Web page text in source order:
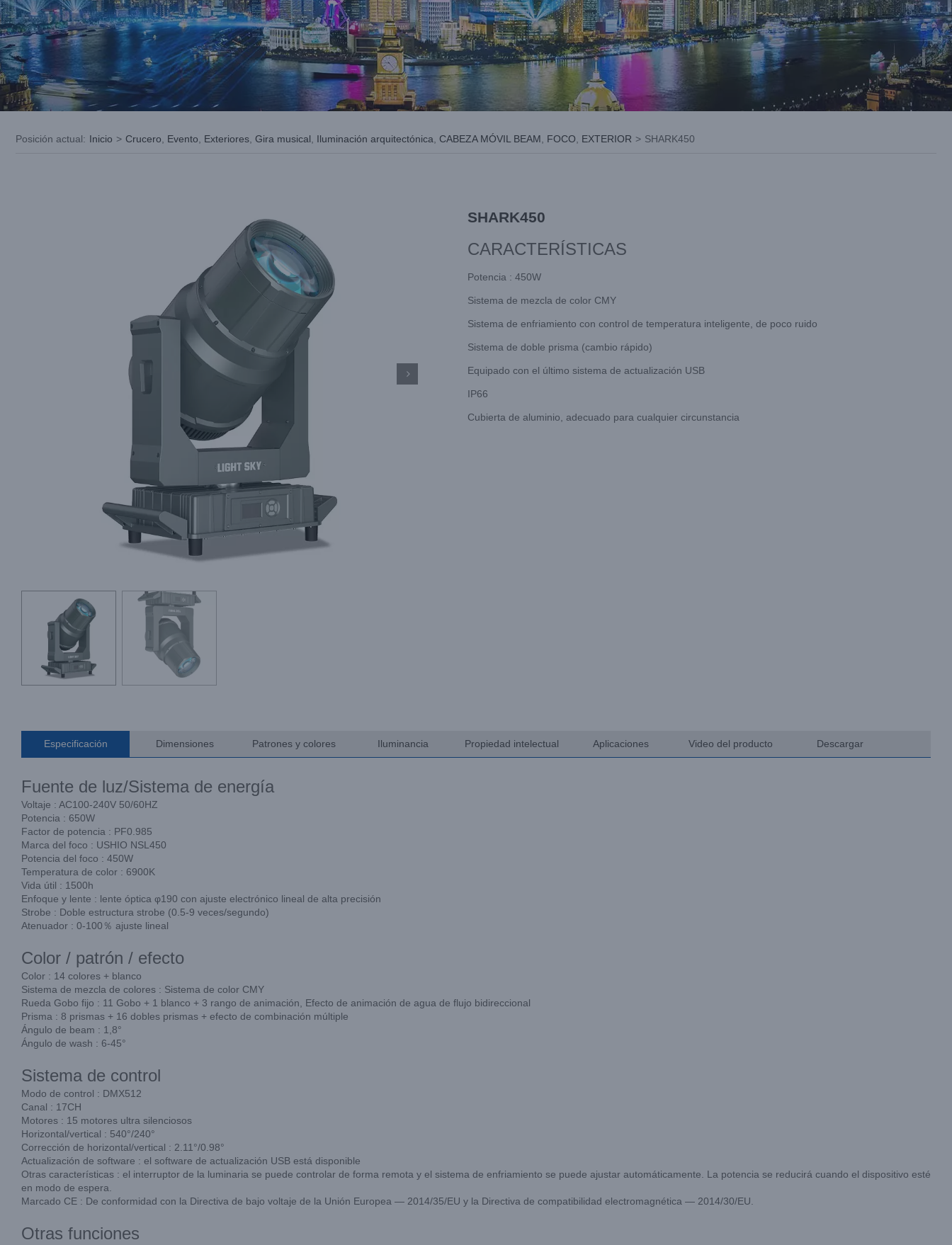
Posición actual: Inicio > Crucero Evento Exteriores Gira musical Iluminación arquitectónica CABEZA MÓVIL BEAM FOCO EXTERIOR > SHARK450

SHARK450
CARACTERÍSTICAS
Potencia : 450W
Sistema de mezcla de color CMY
Sistema de enfriamiento con control de temperatura inteligente, de poco ruido
Sistema de doble prisma (cambio rápido)
Equipado con el último sistema de actualización USB
IP66
Cubierta de aluminio, adecuado para cualquier circunstancia
Especificación Dimensiones Patrones y colores Iluminancia Propiedad intelectual Aplicaciones Video del producto Descargar
Fuente de luz/Sistema de energía
Voltaje : AC100-240V 50/60HZ
Potencia : 650W
Factor de potencia : PF0.985
Marca del foco : USHIO NSL450
Potencia del foco : 450W
Temperatura de color : 6900K
Vida útil : 1500h
Enfoque y lente : lente óptica φ190 con ajuste electrónico lineal de alta precisión
Strobe : Doble estructura strobe (0.5-9 veces/segundo)
Atenuador : 0-100％ ajuste lineal
Color / patrón / efecto
Color : 14 colores + blanco
Sistema de mezcla de colores : Sistema de color CMY
Rueda Gobo fijo : 11 Gobo + 1 blanco + 3 rango de animación, Efecto de animación de agua de flujo bidireccional
Prisma : 8 prismas + 16 dobles prismas + efecto de combinación múltiple
Ángulo de beam : 1,8°
Ángulo de wash : 6-45°
Sistema de control
Modo de control : DMX512
Canal : 17CH
Motores : 15 motores ultra silenciosos
Horizontal/vertical : 540°/240°
Corrección de horizontal/vertical : 2.11°/0.98°
Actualización de software : el software de actualización USB está disponible
Otras características : el interruptor de la luminaria se puede controlar de forma remota y el sistema de enfriamiento se puede ajustar automáticamente. La potencia se reducirá cuando el dispositivo esté
en modo de espera.
Marcado CE : De conformidad con la Directiva de bajo voltaje de la Unión Europea — 2014/35/EU y la Directiva de compatibilidad electromagnética — 2014/30/EU.
Otras funciones